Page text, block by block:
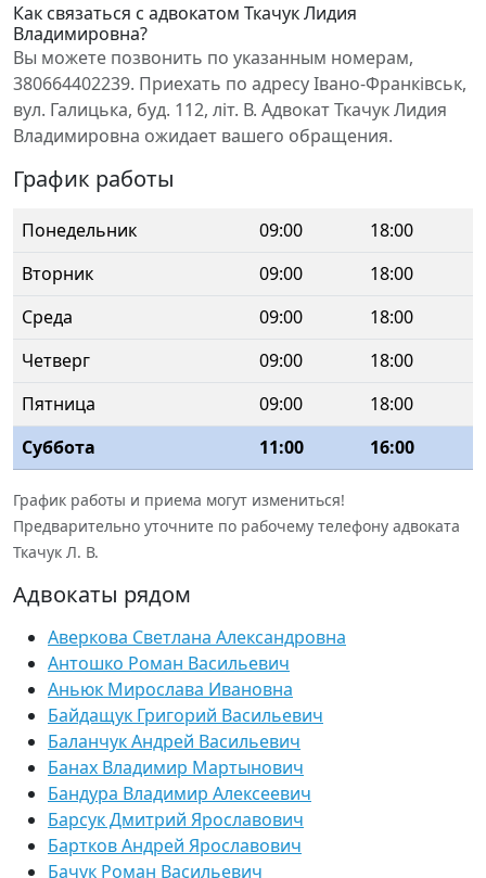
Как связаться с адвокатом Ткачук Лидия
Владимировна?
Вы можете позвонить по указанным номерам,
380664402239. Приехать по адресу Івано-Франківськ,
вул. Галицька, буд. 112, літ. В. Адвокат Ткачук Лидия
Владимировна ожидает вашего обращения.
График работы
Понедельник 09:00
18:00
Вторник
09:00
18:00
Среда
09:00
18:00
Четверг
09:00
18:00
Пятница
09:00
18:00
Суббота
11:00 16:00
График работы и приема могут измениться!
Предварительно уточните по рабочему телефону адвоката
Ткачук Л. В.
Адвокаты рядом
Аверкова Светлана Александровна
Антошко Роман Васильевич
Аньюк Мирослава Ивановна
Байдащук Григорий Васильевич
Баланчук Андрей Васильевич
Банах Владимир Мартынович
Бандура Владимир Алексеевич
Барсук Дмитрий Ярославович
Бартков Андрей Ярославович
Бачук Роман Васильевич